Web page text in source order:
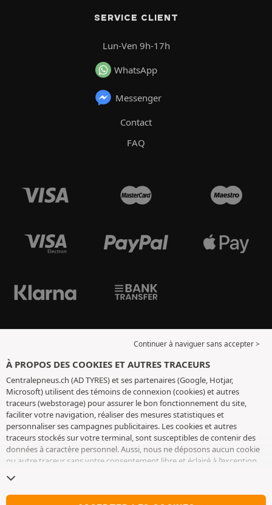
SERVICE CLIENT
Lun-Ven 9h-17h
WhatsApp
Messenger
Contact
FAQ
Continuer à naviguer sans accepter >
À PROPOS DES COOKIES ET AUTRES TRACEURS
Centralepneus.ch (AD TYRES) et ses partenaires (Google, Hotjar,
Microsoft) utilisent des témoins de connexion (cookies) et autres
traceurs (webstorage) pour assurer le bon fonctionnement du site,
faciliter votre navigation, réaliser des mesures statistiques et
personnaliser ses campagnes publicitaires. Les cookies et autres
traceurs stockés sur votre terminal, sont susceptibles de contenir des
données à caractère personnel. Aussi, nous ne déposons aucun cookie
ou autre traceur sans votre consentement libre et éclairé à l’exception
conservons votre choix pendant 6 mois. Vous pouvez retirer votre
consentement à tout moment en vous rendant sur lapage cookies et